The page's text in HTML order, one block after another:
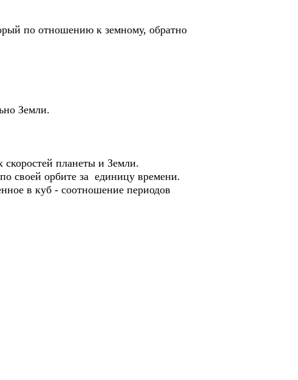
по отношению к земному, обратно
Земли.
планеты и Земли.
своей орбите за единицу времени.
в куб - соотношение периодов